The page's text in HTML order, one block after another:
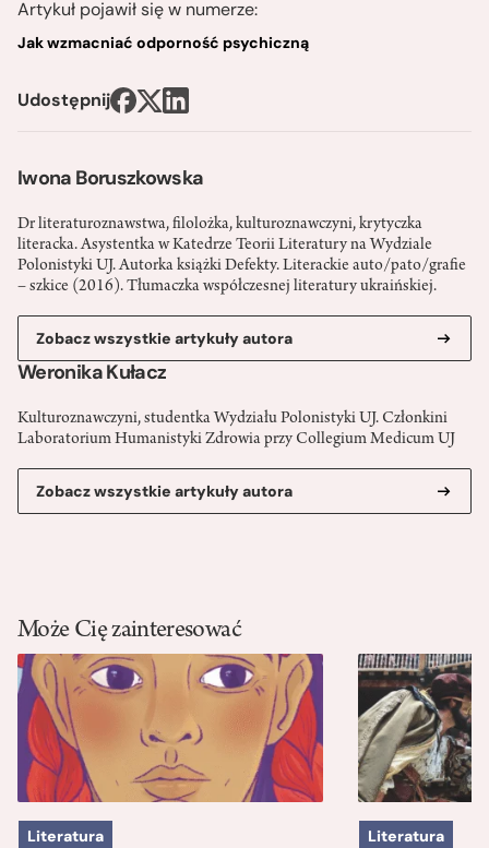
Iwona Boruszkowska
Dr literaturoznawstwa, filolożka, kulturoznawczyni, krytyczka
literacka. Asystentka w Katedrze Teorii Literatury na Wydziale
Polonistyki UJ. Autorka książki Defekty. Literackie auto/pato/grafie
– szkice (2016). Tłumaczka współczesnej literatury ukraińskiej.
Zobacz wszystkie artykuły autora
Weronika Kułacz
Kulturoznawczyni, studentka Wydziału Polonistyki UJ. Członkini
Laboratorium Humanistyki Zdrowia przy Collegium Medicum UJ
Zobacz wszystkie artykuły autora
Artykuł pojawił się w numerze:
Jak wzmacniać odporność psychiczną
Udostępnij
Może Cię zainteresować
Literatura Literatura